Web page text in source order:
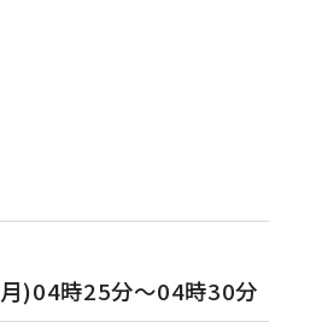
)04時25分～04時30分